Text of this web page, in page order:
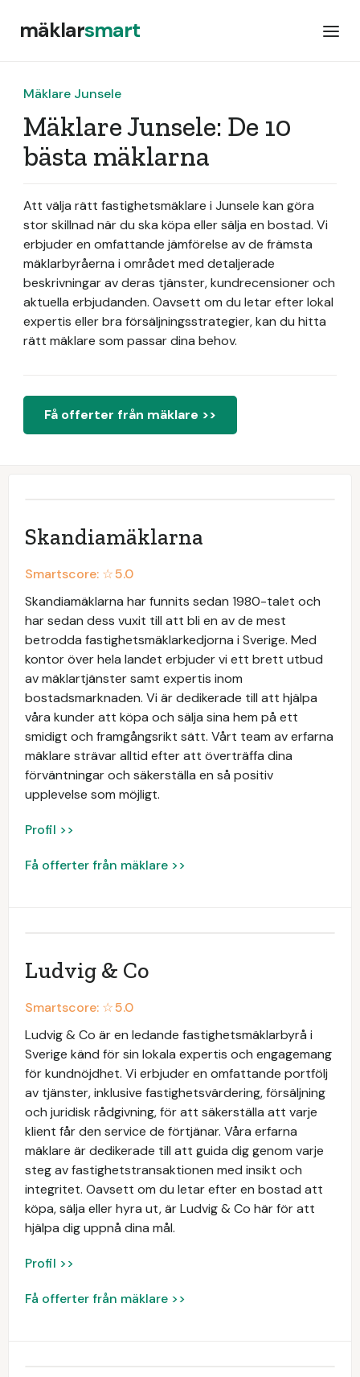
mäklarsmart
Mäklare Junsele
Mäklare Junsele: De 10
bästa mäklarna
Att välja rätt fastighetsmäklare i Junsele kan göra
stor skillnad när du ska köpa eller sälja en bostad. Vi
erbjuder en omfattande jämförelse av de främsta
mäklarbyråerna i området med detaljerade
beskrivningar av deras tjänster, kundrecensioner och
aktuella erbjudanden. Oavsett om du letar efter lokal
expertis eller bra försäljningsstrategier, kan du hitta
rätt mäklare som passar dina behov.
Få offerter från mäklare >>
Skandiamäklarna
Smartscore: ☆5.0
Skandiamäklarna har funnits sedan 1980-talet och
har sedan dess vuxit till att bli en av de mest
betrodda fastighetsmäklarkedjorna i Sverige. Med
kontor över hela landet erbjuder vi ett brett utbud
av mäklartjänster samt expertis inom
bostadsmarknaden. Vi är dedikerade till att hjälpa
våra kunder att köpa och sälja sina hem på ett
smidigt och framgångsrikt sätt. Vårt team av erfarna
mäklare strävar alltid efter att överträffa dina
förväntningar och säkerställa en så positiv
upplevelse som möjligt.
Profil >>
Få offerter från mäklare >>
Ludvig & Co
Smartscore: ☆5.0
Ludvig & Co är en ledande fastighetsmäklarbyrå i
Sverige känd för sin lokala expertis och engagemang
för kundnöjdhet. Vi erbjuder en omfattande portfölj
av tjänster, inklusive fastighetsvärdering, försäljning
och juridisk rådgivning, för att säkerställa att varje
klient får den service de förtjänar. Våra erfarna
mäklare är dedikerade till att guida dig genom varje
steg av fastighetstransaktionen med insikt och
integritet. Oavsett om du letar efter en bostad att
köpa, sälja eller hyra ut, är Ludvig & Co här för att
hjälpa dig uppnå dina mål.
Profil >>
Få offerter från mäklare >>